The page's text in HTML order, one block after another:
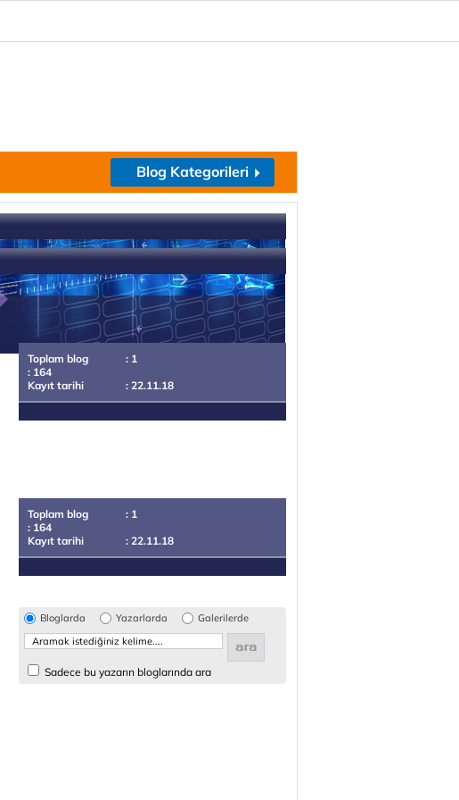
Blog Kategorileri
Toplam blog
: 1
: 164
Kayıt tarihi
: 22.11.18
Toplam blog
: 1
: 164
Kayıt tarihi
: 22.11.18
Bloglarda Yazarlarda Galerilerde
Sadece bu yazarın bloglarında ara